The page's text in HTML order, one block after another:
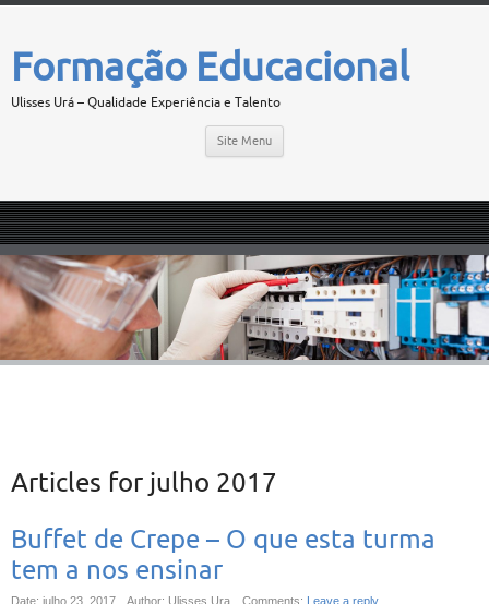
Formação Educacional
Ulisses Urá – Qualidade Experiência e Talento
Site Menu
Articles for julho 2017
Buffet de Crepe – O que esta turma
tem a nos ensinar
Date: julho 23, 2017 Author: Ulisses Ura Comments: Leave a reply